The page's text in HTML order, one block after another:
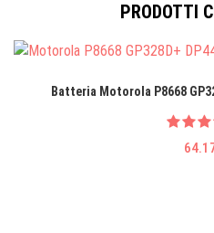
PRODOTTI
Batteria Motorola P8668